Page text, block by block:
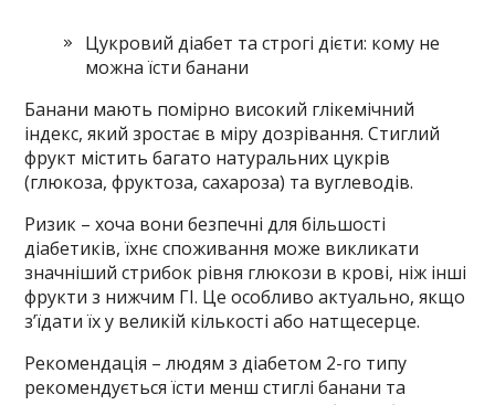
Цукровий діабет та строгі дієти: кому не
можна їсти банани
Банани мають помірно високий глікемічний
індекс, який зростає в міру дозрівання. Стиглий
фрукт містить багато натуральних цукрів
(глюкоза, фруктоза, сахароза) та вуглеводів.
Ризик – хоча вони безпечні для більшості
діабетиків, їхнє споживання може викликати
значніший стрибок рівня глюкози в крові, ніж інші
фрукти з нижчим ГІ. Це особливо актуально, якщо
з’їдати їх у великій кількості або натщесерце.
Рекомендація – людям з діабетом 2-го типу
рекомендується їсти менш стиглі банани та